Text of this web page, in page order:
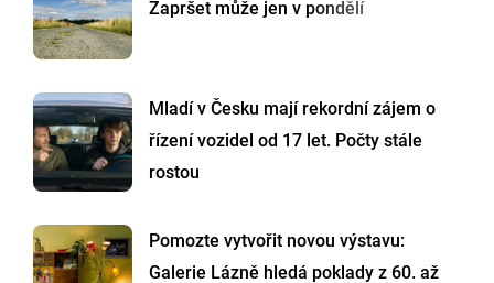
Zapršet může jen v pondělí
Mladí v Česku mají rekordní zájem o
řízení vozidel od 17 let. Počty stále
rostou
Pomozte vytvořit novou výstavu:
Galerie Lázně hledá poklady z 60. až